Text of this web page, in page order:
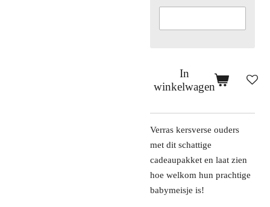
In
winkelwagen
Verras kersverse ouders
met dit schattige
cadeaupakket en laat zien
hoe welkom hun prachtige
babymeisje is!